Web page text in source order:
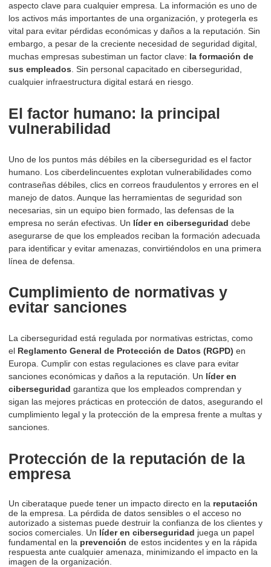
aspecto clave para cualquier empresa. La información es uno de
los activos más importantes de una organización, y protegerla es
vital para evitar pérdidas económicas y daños a la reputación. Sin
embargo, a pesar de la creciente necesidad de seguridad digital,
muchas empresas subestiman un factor clave: la formación de
sus empleados. Sin personal capacitado en ciberseguridad,
cualquier infraestructura digital estará en riesgo.
El factor humano: la principal
vulnerabilidad
Uno de los puntos más débiles en la ciberseguridad es el factor
humano. Los ciberdelincuentes explotan vulnerabilidades como
contraseñas débiles, clics en correos fraudulentos y errores en el
manejo de datos. Aunque las herramientas de seguridad son
necesarias, sin un equipo bien formado, las defensas de la
empresa no serán efectivas. Un líder en ciberseguridad debe
asegurarse de que los empleados reciban la formación adecuada
para identificar y evitar amenazas, convirtiéndolos en una primera
línea de defensa.
Cumplimiento de normativas y
evitar sanciones
La ciberseguridad está regulada por normativas estrictas, como
el Reglamento General de Protección de Datos (RGPD) en
Europa. Cumplir con estas regulaciones es clave para evitar
sanciones económicas y daños a la reputación. Un líder en
ciberseguridad garantiza que los empleados comprendan y
sigan las mejores prácticas en protección de datos, asegurando el
cumplimiento legal y la protección de la empresa frente a multas y
sanciones.
Protección de la reputación de la
empresa
Un ciberataque puede tener un impacto directo en la reputación
de la empresa. La pérdida de datos sensibles o el acceso no
autorizado a sistemas puede destruir la confianza de los clientes y
socios comerciales. Un líder en ciberseguridad juega un papel
fundamental en la prevención de estos incidentes y en la rápida
respuesta ante cualquier amenaza, minimizando el impacto en la
imagen de la organización.